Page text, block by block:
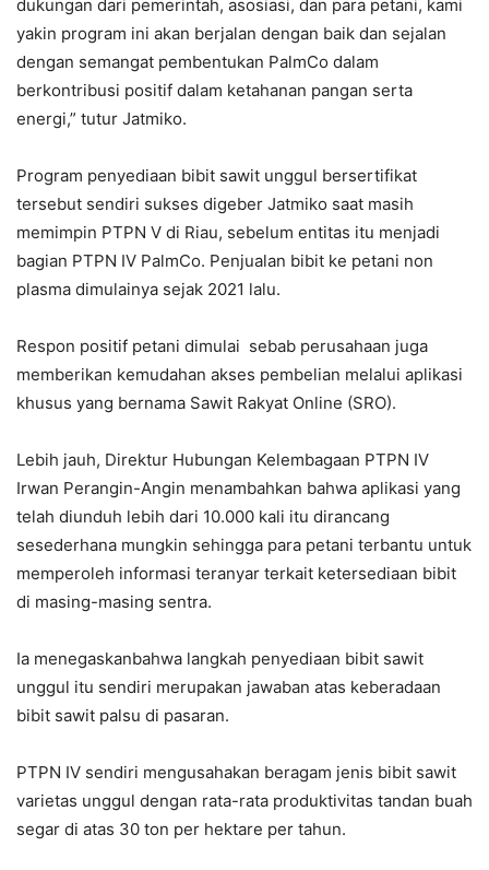
dukungan dari pemerintah, asosiasi, dan para petani, kami
yakin program ini akan berjalan dengan baik dan sejalan
dengan semangat pembentukan PalmCo dalam
berkontribusi positif dalam ketahanan pangan serta
energi,” tutur Jatmiko.
Program penyediaan bibit sawit unggul bersertifikat
tersebut sendiri sukses digeber Jatmiko saat masih
memimpin PTPN V di Riau, sebelum entitas itu menjadi
bagian PTPN IV PalmCo. Penjualan bibit ke petani non
plasma dimulainya sejak 2021 lalu.
Respon positif petani dimulai sebab perusahaan juga
memberikan kemudahan akses pembelian melalui aplikasi
khusus yang bernama Sawit Rakyat Online (SRO).
Lebih jauh, Direktur Hubungan Kelembagaan PTPN IV
Irwan Perangin-Angin menambahkan bahwa aplikasi yang
telah diunduh lebih dari 10.000 kali itu dirancang
sesederhana mungkin sehingga para petani terbantu untuk
memperoleh informasi teranyar terkait ketersediaan bibit
di masing-masing sentra.
Ia menegaskanbahwa langkah penyediaan bibit sawit
unggul itu sendiri merupakan jawaban atas keberadaan
bibit sawit palsu di pasaran.
PTPN IV sendiri mengusahakan beragam jenis bibit sawit
varietas unggul dengan rata-rata produktivitas tandan buah
segar di atas 30 ton per hektare per tahun.